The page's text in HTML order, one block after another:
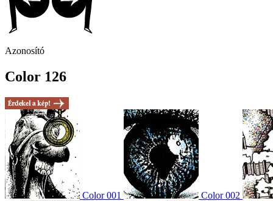
Azonosító
Color 126
Color 001 Color 002